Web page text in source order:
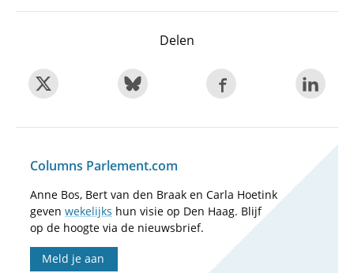
Delen
Columns Parlement.com
Anne Bos, Bert van den Braak en Carla Hoetink
geven wekelijks hun visie op Den Haag. Blijf
op de hoogte via de nieuwsbrief.
Meld je aan